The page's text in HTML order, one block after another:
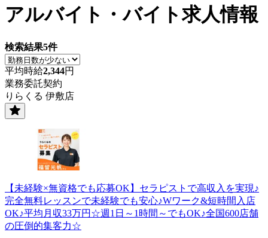
アルバイト・バイト求人情報
検索結果5件
平均時給2,344円
業務委託契約
りらくる 伊敷店
【未経験×無資格でも応募OK】セラピストで高収入を実現♪
完全無料レッスンで未経験でも安心♪Wワーク&短時間入店
OK♪平均月収33万円☆週1日～1時間～でもOK♪全国600店舗
の圧倒的集客力☆